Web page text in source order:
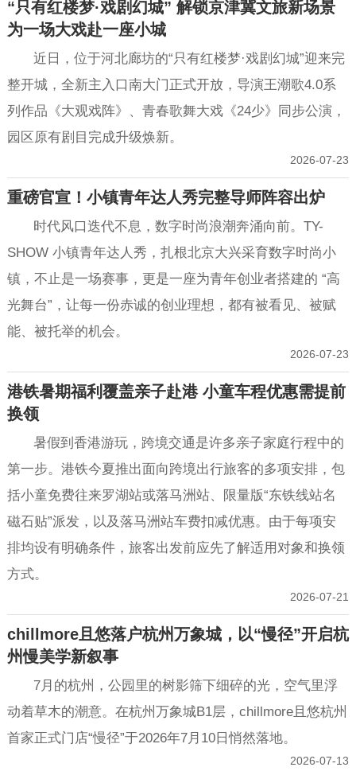
“只有红楼梦·戏剧幻城” 解锁京津冀文旅新场景
为一场大戏赴一座小城
近日，位于河北廊坊的“只有红楼梦·戏剧幻城”迎来完
整开城，全新主入口南大门正式开放，导演王潮歌4.0系
列作品《大观戏阵》、青春歌舞大戏《24少》同步公演，
园区原有剧目完成升级焕新。
2026-07-23
重磅官宣！小镇青年达人秀完整导师阵容出炉
时代风口迭代不息，数字时尚浪潮奔涌向前。TY-
SHOW 小镇青年达人秀，扎根北京大兴采育数字时尚小
镇，不止是一场赛事，更是一座为青年创业者搭建的 “高
光舞台”，让每一份赤诚的创业理想，都有被看见、被赋
能、被托举的机会。
2026-07-23
港铁暑期福利覆盖亲子赴港 小童车程优惠需提前
换领
暑假到香港游玩，跨境交通是许多亲子家庭行程中的
第一步。港铁今夏推出面向跨境出行旅客的多项安排，包
括小童免费往来罗湖站或落马洲站、限量版“东铁线站名
磁石贴”派发，以及落马洲站车费扣减优惠。由于每项安
排均设有明确条件，旅客出发前应先了解适用对象和换领
方式。
2026-07-21
chillmore且悠落户杭州万象城，以“慢径”开启杭
州慢美学新叙事
7月的杭州，公园里的树影筛下细碎的光，空气里浮
动着草木的潮意。在杭州万象城B1层，chillmore且悠杭州
首家正式门店“慢径”于2026年7月10日悄然落地。
2026-07-13